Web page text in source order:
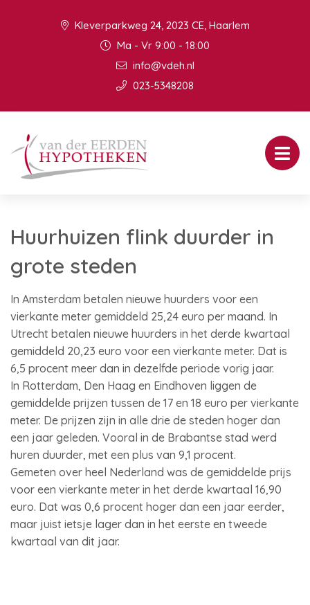
Kleverparkweg 24, 2023 CE, Haarlem
Ma - Vr 9:00 - 18:00
info@vdeh.nl
023-5348208
Huurhuizen flink duurder in
grote steden
In Amsterdam betalen nieuwe huurders voor een
vierkante meter gemiddeld 25,24 euro per maand. In
Utrecht betalen nieuwe huurders in het derde kwartaal
gemiddeld 20,23 euro voor een vierkante meter. Dat is
6,5 procent meer dan in dezelfde periode vorig jaar.
In Rotterdam, Den Haag en Eindhoven liggen de
gemiddelde prijzen tussen de 17 en 18 euro per vierkante
meter. De prijzen zijn in alle drie de steden hoger dan
een jaar geleden. Vooral in de Brabantse stad werd
huren duurder, met een plus van 9,1 procent.
Gemeten over heel Nederland was de gemiddelde prijs
voor een vierkante meter in het derde kwartaal 16,90
euro. Dat was 0,6 procent hoger dan een jaar eerder,
maar juist ietsje lager dan in het eerste en tweede
kwartaal van dit jaar.